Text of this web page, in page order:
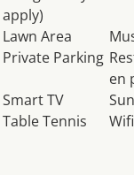
apply)
Lawn Area
Private Parking
en
Smart TV
Table Tennis
Wifi